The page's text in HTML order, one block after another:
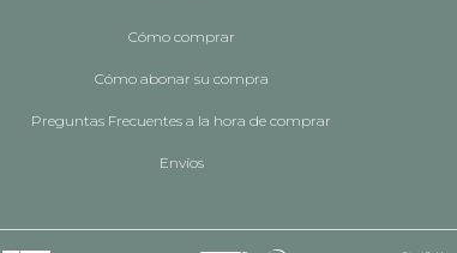
Cómo comprar
Cómo abonar su compra
Preguntas Frecuentes a la hora de comprar
Envíos